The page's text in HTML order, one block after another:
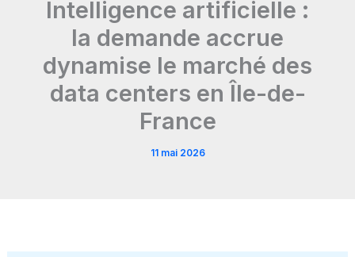
Intelligence artificielle :
la demande accrue
dynamise le marché des
data centers en Île-de-
France
11 mai 2026